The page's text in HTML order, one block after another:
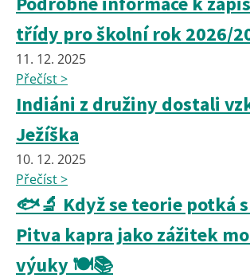
třídy pro školní rok 2026/
11. 12. 2025
Přečíst >
Indiáni z družiny dostali
Ježíška
10. 12. 2025
Přečíst >
🐟🔬 Když se teorie potká
Pitva kapra jako zážitek
výuky 🍽️📚